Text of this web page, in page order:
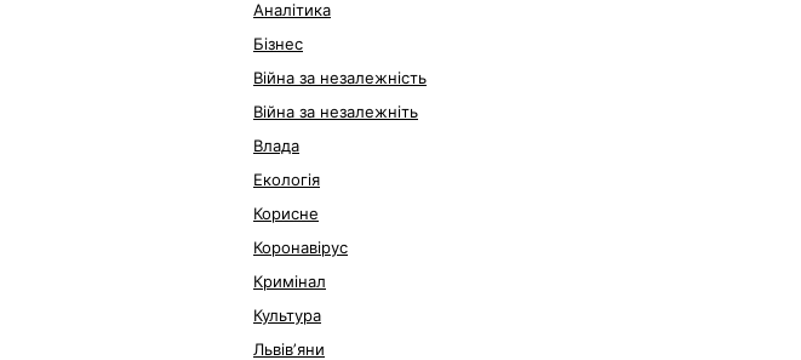
Аналітика
Бізнес
Війна за незалежність
Війна за незалежніть
Влада
Екологія
Корисне
Коронавірус
Кримінал
Культура
Львівʼяни